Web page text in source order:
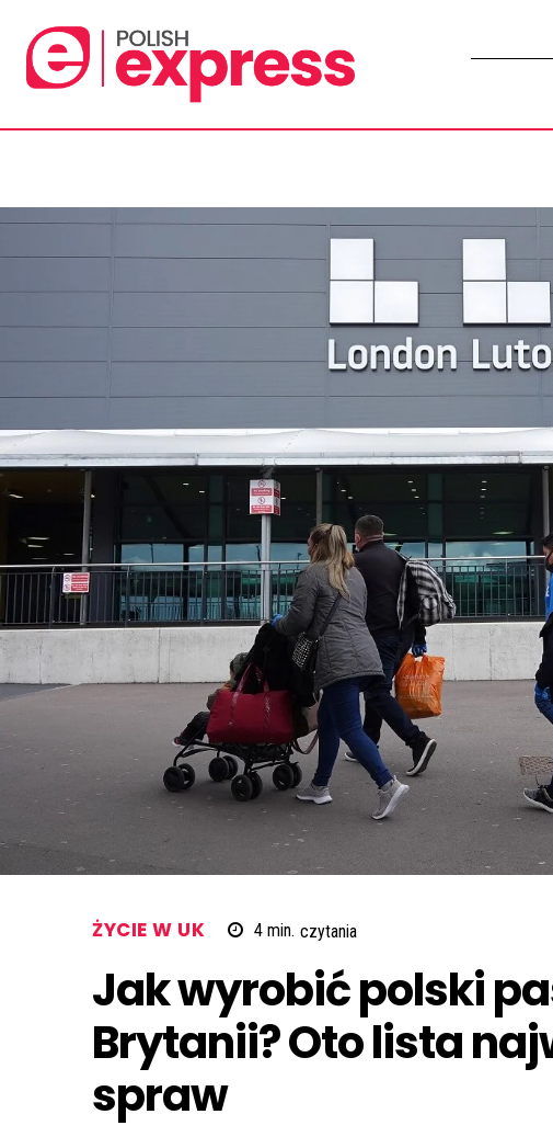
ŻYCIE W UK 4 min. czytania
Jak wyrobić polski
Brytanii? Oto lista
spraw